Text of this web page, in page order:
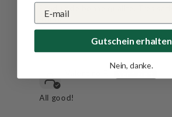
achat.
All good!
Gutschein erhalten
Nein, danke.